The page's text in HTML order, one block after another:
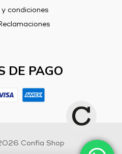
y condiciones
DE PAGO
Confía Shop